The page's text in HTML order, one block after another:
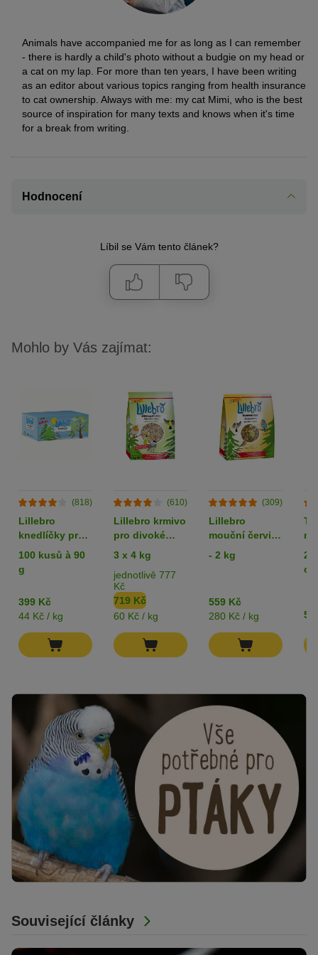
Animals have accompanied me for as long as I can remember
- there is hardly a child's photo without a budgie on my head or
a cat on my lap. For more than ten years, I have been writing
as an editor about various topics ranging from health insurance
to cat ownership. Always with me: my cat Mimi, who is the best
source of inspiration for many texts and knows when it's time
for a break from writing.
Hodnocení
Líbil se Vám tento článek?
Související články
Mohlo by Vás zajímat:
(818)
Lillebro
knedlíčky pro
sýkorky v
100 kusů à 90
g
399 Kč
44 Kč / kg
(610)
Lillebro krmivo
pro divoké
ptactvo
bezslupkové
3 x 4 kg
jednotlivě 777
Kč
719 Kč
60 Kč / kg
(309)
Lillebro
mouční červi,
sušení
- 2 kg
559 Kč
280 Kč / kg
cm
55